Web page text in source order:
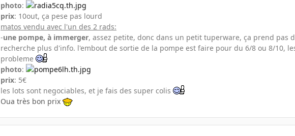
photo:
prix: 10out, ça pese pas lourd
matos vendu avec l'un des 2 rads:
-une pompe, à immerger, assez petite, donc dans un petit tuperware, ça prend pas
recherche plus d'info. l'embout de sortie de la pompe est faire pour du 6/8 ou 8/10,
probleme
photo:
prix: 5€
les lots sont negociables, et je fais des super colis
Oua très bon prix